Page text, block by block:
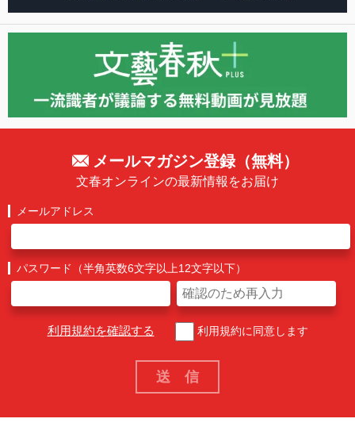
メールマガジン登録（無料）
文春オンラインの最新情報をお届け
メールアドレス
パスワード（半角英数6文字以上12文字以下）
利用規約を確認する 利用規約に同意します